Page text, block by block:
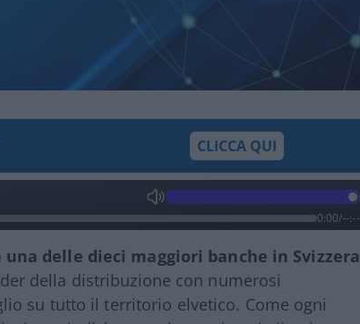
CLICCA QUI
0:00/--:--
una delle dieci maggiori banche in Svizzera
della distribuzione con numerosi
su tutto il territorio elvetico. Come ogni